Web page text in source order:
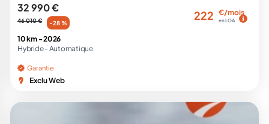
32 990 €
46 010 € -28 %
222 €/mois
en LOA
10 km -2026
Hybride - Automatique
Garantie
Exclu Web